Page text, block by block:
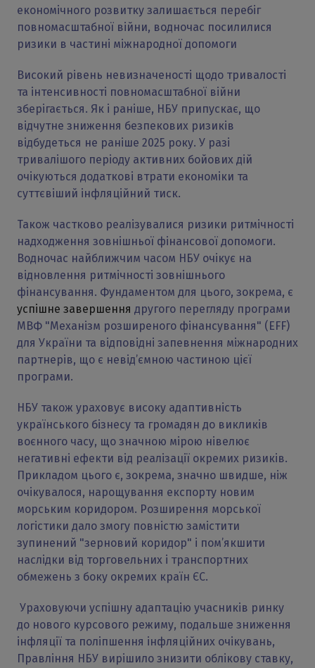
економічного розвитку залишається перебіг
повномасштабної війни, водночас посилилися
ризики в частині міжнародної допомоги
Високий рівень невизначеності щодо тривалості
та інтенсивності повномасштабної війни
зберігається. Як і раніше, НБУ припускає, що
відчутне зниження безпекових ризиків
відбудеться не раніше 2025 року. У разі
тривалішого періоду активних бойових дій
очікуються додаткові втрати економіки та
суттєвіший інфляційний тиск.
Також частково реалізувалися ризики ритмічності
надходження зовнішньої фінансової допомоги.
Водночас найближчим часом НБУ очікує на
відновлення ритмічності зовнішнього
фінансування. Фундаментом для цього, зокрема, є
успішне завершення другого перегляду програми
МВФ "Механізм розширеного фінансування" (EFF)
для України та відповідні запевнення міжнародних
партнерів, що є невід’ємною частиною цієї
програми.
НБУ також ураховує високу адаптивність
українського бізнесу та громадян до викликів
воєнного часу, що значною мірою нівелює
негативні ефекти від реалізації окремих ризиків.
Прикладом цього є, зокрема, значно швидше, ніж
очікувалося, нарощування експорту новим
морським коридором. Розширення морської
логістики дало змогу повністю замістити
зупинений "зерновий коридор" і пом’якшити
наслідки від торговельних і транспортних
обмежень з боку окремих країн ЄС.
Ураховуючи успішну адаптацію учасників ринку
до нового курсового режиму, подальше зниження
інфляції та поліпшення інфляційних очікувань,
Правління НБУ вирішило знизити облікову ставку,